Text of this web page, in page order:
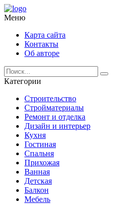
Меню
Карта сайта
Контакты
Об авторе
Категории
Строительство
Стройматериалы
Ремонт и отделка
Дизайн и интерьер
Кухня
Гостиная
Спальня
Прихожая
Ванная
Детская
Балкон
Мебель